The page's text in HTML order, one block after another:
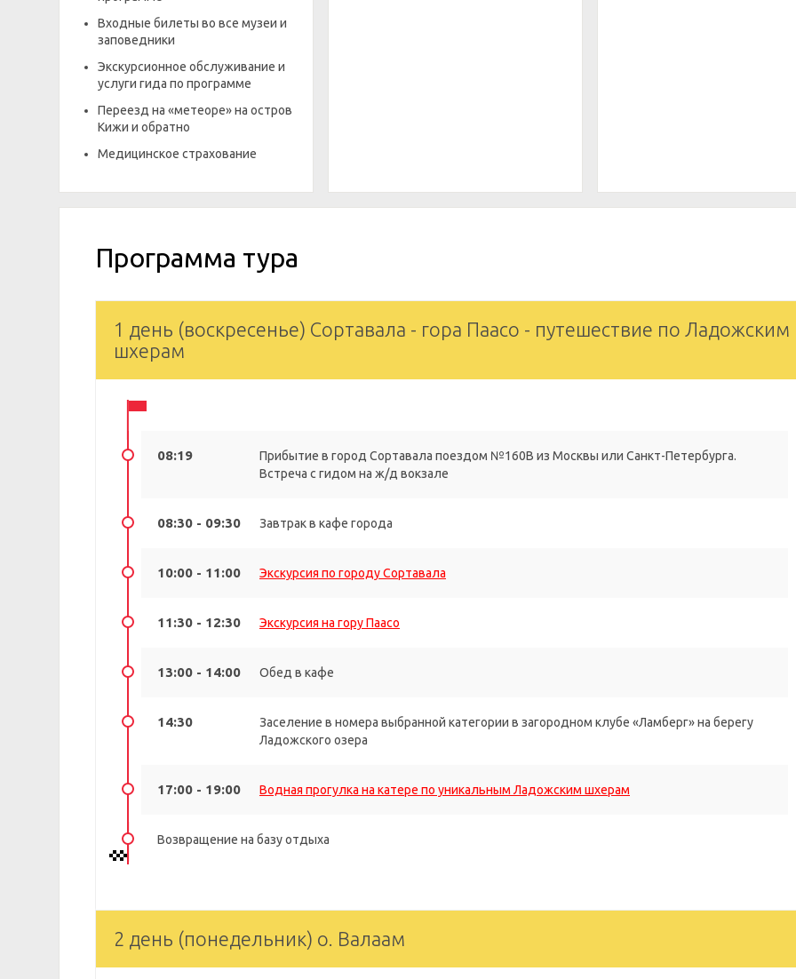
Входные билеты во все музеи и
заповедники
Экскурсионное обслуживание и
услуги гида по программе
Переезд на «метеоре» на остров
Кижи и обратно
Медицинское страхование
Программа тура
1 день (воскресенье) Сортавала - гора Паасо - путешествие по Ладожским
шхерам
08:19
Прибытие в город Сортавала поездом №160В из Москвы или Санкт-Петербурга.
Встреча с гидом на ж/д вокзале
08:30 - 09:30 Завтрак в кафе города
10:00 - 11:00 Экскурсия по городу Сортавала
11:30 - 12:30 Экскурсия на гору Паасо
13:00 - 14:00 Обед в кафе
14:30
Заселение в номера выбранной категории в загородном клубе «Ламберг» на берегу
Ладожского озера
17:00 - 19:00 Водная прогулка на катере по уникальным Ладожским шхерам
Возвращение на базу отдыха
2 день (понедельник) о. Валаам